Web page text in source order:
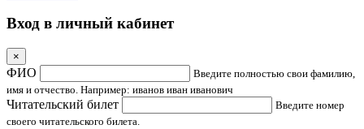
Вход в личный кабинет
×
ФИО
Введите полностью свои фамилию,
имя и отчество. Например: иванов иван иванович
Читательский билет
Введите номер
своего читательского билета.